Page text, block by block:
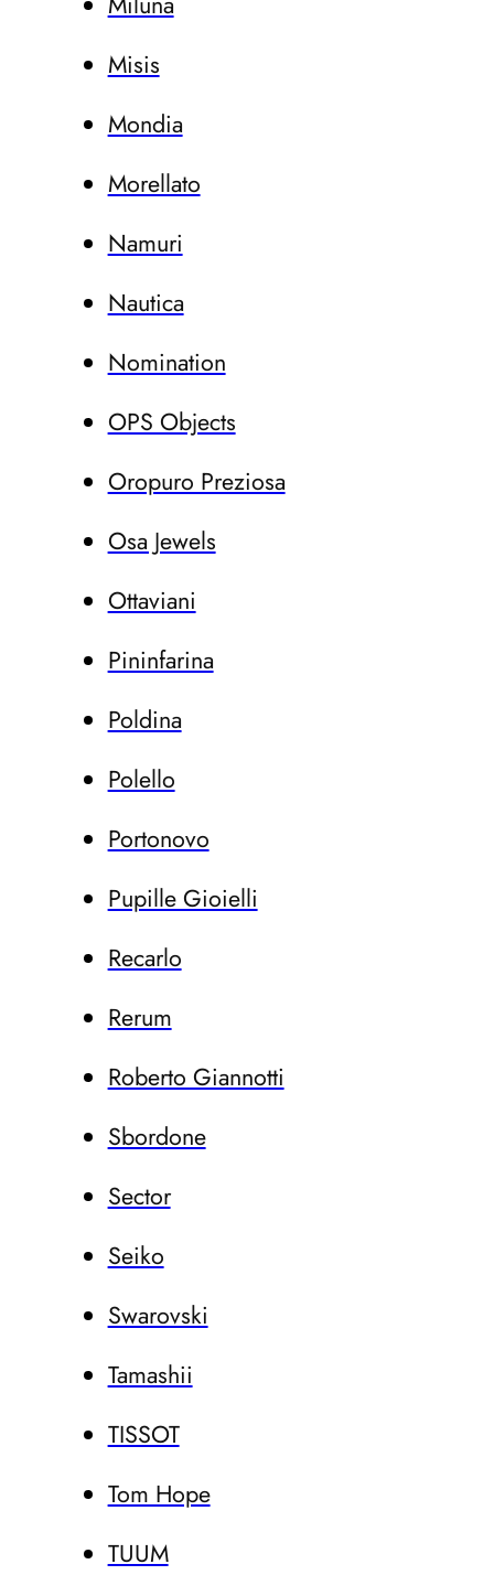
Misis
Mondia
Morellato
Namuri
Nautica
Nomination
OPS Objects
Oropuro Preziosa
Osa Jewels
Ottaviani
Pininfarina
Poldina
Polello
Portonovo
Pupille Gioielli
Recarlo
Rerum
Roberto Giannotti
Sbordone
Sector
Seiko
Swarovski
Tamashii
TISSOT
Tom Hope
TUUM